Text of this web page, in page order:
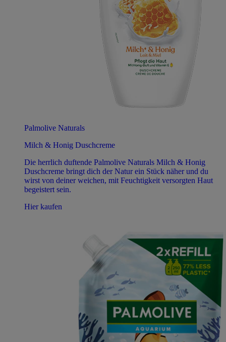
Palmolive Naturals
Milch & Honig Duschcreme
Die herrlich duftende Palmolive Naturals Milch & Honig
Duschcreme bringt dich der Natur ein Stück näher und du
wirst von deiner weichen, mit Feuchtigkeit versorgten Haut
begeistert sein.
Hier kaufen